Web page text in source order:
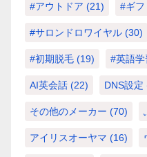
#アウトドア (21) #ギフ
#サロンドロワイヤル (30)
#初期脱毛 (19) #英語学
AI英会話 (22) DNS設定
その他のメーカー (70)
アイリスオーヤマ (16)